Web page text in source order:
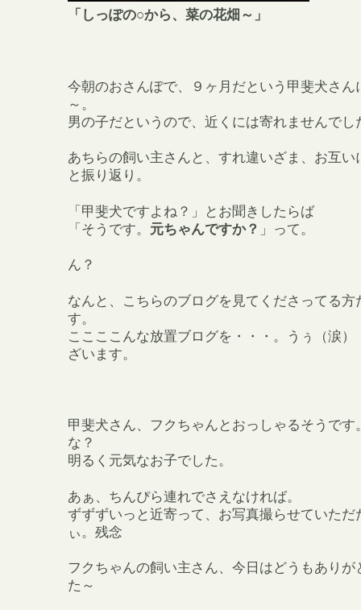
「しっぽの○から、菜の花畑～」
今朝のおさんぽで、９ヶ月だという甲斐犬さん
～。
男の子だというので、近くには寄れませんでし
あちらの飼い主さんと、すれ違いざま、お互い
と振り返り。
「甲斐犬ですよね？」とお聞きしたらば
「そうです。 元ちゃんですか？ 」って。
ん？
なんと、こちらのブログを見てくださってる方
す。
ここここんな放置ブログを・・・。うぅ（涙
ざいます。
甲斐犬さん、フクちゃんとおっしゃるそうです
な？
明るく元気なお子でした。
あぁ、ちんぴら連れでさえなければ。
ずずずいっと近寄って、お写真撮らせていただ
ぃ。残念
フクちゃんの飼い主さん、今日はどうもありが
た～